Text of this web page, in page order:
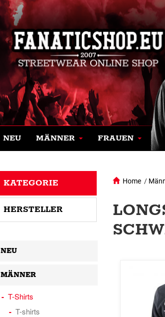
NEU MÄNNER FRAUEN
Home /
KATEGORIE
HERSTELLER
NEU
MÄNNER
T-Shirts
T-shirts